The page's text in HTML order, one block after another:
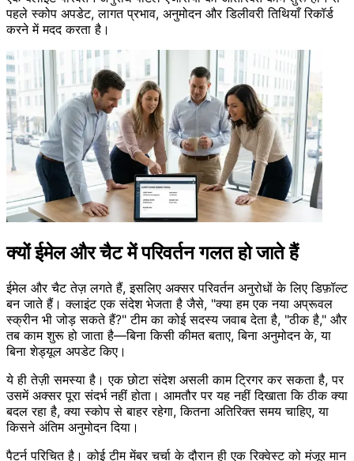
पहले स्कोप अपडेट, लागत प्रभाव, अनुमोदन और डिलीवरी तिथियाँ रिकॉर्ड
करने में मदद करता है।
क्यों ईमेल और चैट में परिवर्तन गलत हो जाते हैं
ईमेल और चैट तेज़ लगते हैं, इसलिए अक्सर परिवर्तन अनुरोधों के लिए डिफ़ॉल्ट
बन जाते हैं। क्लाइंट एक संदेश भेजता है जैसे, "क्या हम एक नया अप्रूवल
स्क्रीन भी जोड़ सकते हैं?" टीम का कोई सदस्य जवाब देता है, "ठीक है," और
तब काम शुरू हो जाता है—बिना किसी कीमत बताए, बिना अनुमोदन के, या
बिना शेड्यूल अपडेट किए।
ये ही तेज़ी समस्या है। एक छोटा संदेश असली काम ट्रिगर कर सकता है, पर
उसमें अक्सर पूरा संदर्भ नहीं होता। आमतौर पर यह नहीं दिखाता कि ठीक क्या
बदल रहा है, क्या स्कोप से बाहर रहेगा, कितना अतिरिक्त समय चाहिए, या
किसने अंतिम अनुमोदन दिया।
पैटर्न परिचित है। कोई टीम मेंबर चर्चा के दौरान ही एक रिक्वेस्ट को मंजूर मान